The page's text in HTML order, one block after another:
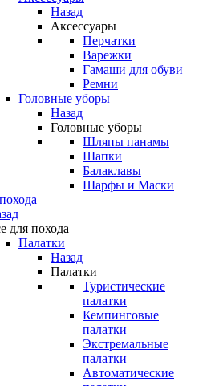
Назад
Аксессуары
Перчатки
Варежки
Гамаши для обуви
Ремни
Головные уборы
Назад
Головные уборы
Шляпы панамы
Шапки
Балаклавы
Шарфы и Маски
для похода
Палатки
Назад
Палатки
Туристические
палатки
Кемпинговые
палатки
Экстремальные
палатки
Автоматические